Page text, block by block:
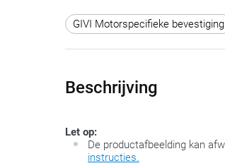
GIVI Motorspecifieke bevestiging
Beschrijving
Let op:
De productafbeelding kan
instructies.